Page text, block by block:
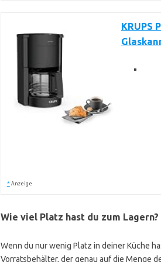
KRUPS
* Anzeige
Wie viel Platz hast du zum Lagern?
Wenn du nur wenig Platz in deiner Küche
Vorratsbehälter, der genau auf die Menge